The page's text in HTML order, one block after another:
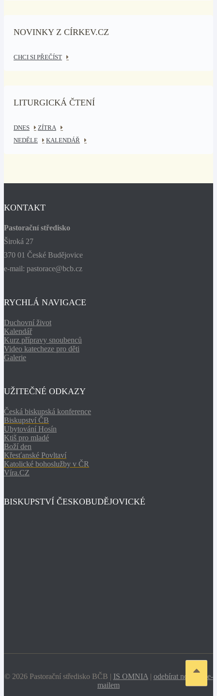
NOVINKY Z CÍRKEV.CZ
CHCI SI PŘEČÍST
LITURGICKÁ ČTENÍ
DNES
ZÍTRA
NEDĚLE
KALENDÁŘ
KONTAKT
Pastorační středisko
Široká 27
370 01 České Budějovice
e-mail: pastorace@bcb.cz
RYCHLÁ NAVIGACE
Duchovní život
Kalendář
Kurz přípravy snoubenců
Video katecheze pro děti
Galerie
UŽITEČNÉ ODKAZY
Česká biskupská konference
Biskupství ČB
Ubytování Hosín
Ktiš pro mladé
Boží den
Křesťanské Povltaví
Katolické bohoslužby v ČR
Víra.CZ
BISKUPSTVÍ ČESKOBUDĚJOVICKÉ
© 2026 Pastorační středisko BČB | IS OMNIA | odebírat novinky e-
mailem